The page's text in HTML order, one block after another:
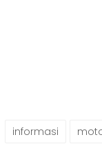
informasi